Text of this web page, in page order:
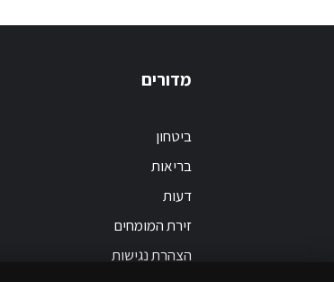
מדורים
ביטחון
בריאות
דעות
זירת המומחים
הצהרת נגישות